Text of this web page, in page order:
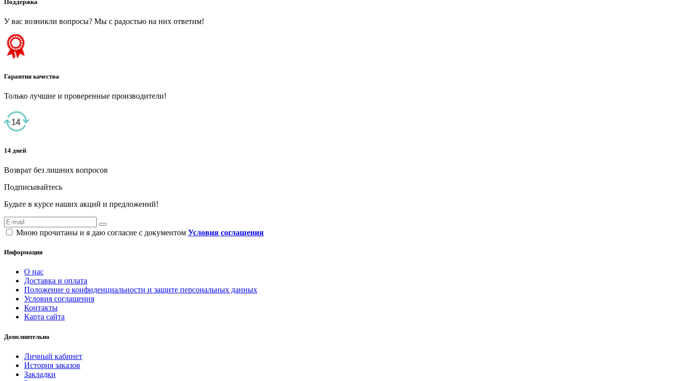
Поддержка
У вас возникли вопросы? Мы с радостью на них ответим!
Гарантия качества
Только лучшие и проверенные производители!
14 дней
Возврат без лишних вопросов
Подписывайтесь
Будьте в курсе наших акций и предложений!
Мною прочитаны и я даю согласие с документом Условия соглашения
Информация
О нас
Доставка и оплата
Положение о конфиденциальности и защите персональных данных
Условия соглашения
Контакты
Карта сайта
Дополнительно
Личный кабинет
История заказов
Закладки